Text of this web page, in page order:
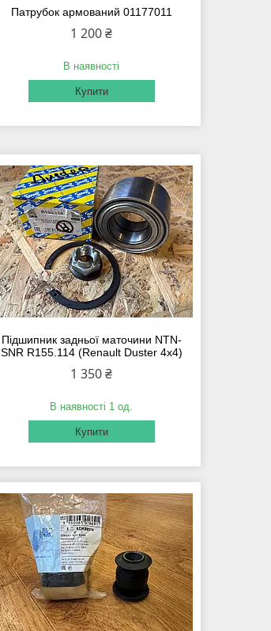
Патрубок армований 01177011
1 200 ₴
В наявності
Купити
Підшипник задньої маточини NTN-
SNR R155.114 (Renault Duster 4x4)
1 350 ₴
В наявності 1 од.
Купити